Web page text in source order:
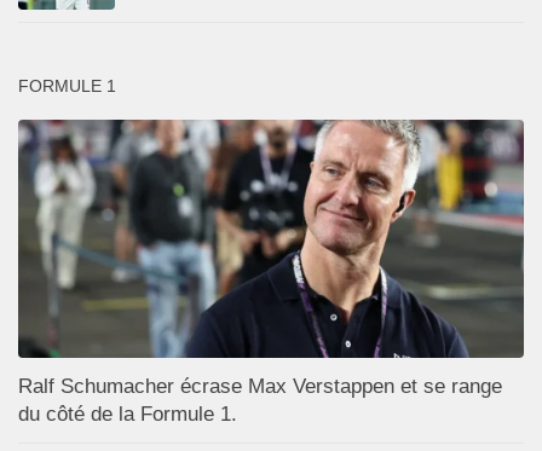
FORMULE 1
Ralf Schumacher écrase Max Verstappen et se range
du côté de la Formule 1.